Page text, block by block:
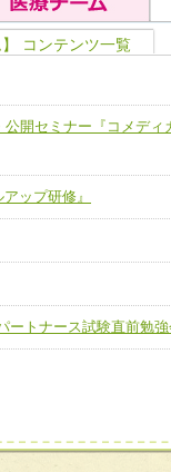
力
、必要な基礎能力を身
織し、強調できる
理解と連携を深める
チーム】
る高度医療を必要とする
コンテンツ一覧
公開セミナー『コメディ
ップ研修』
ートナース試験直前勉